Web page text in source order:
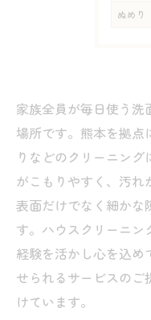
ぬめり
家族全員が毎日使う洗
場所です。熊本を拠点
りなどのクリーニン
がこもりやすく、汚れ
表面だけでなく細かな
す。ハウスクリーニン
経験を活かし心を込め
せられるサービスのご
けています。